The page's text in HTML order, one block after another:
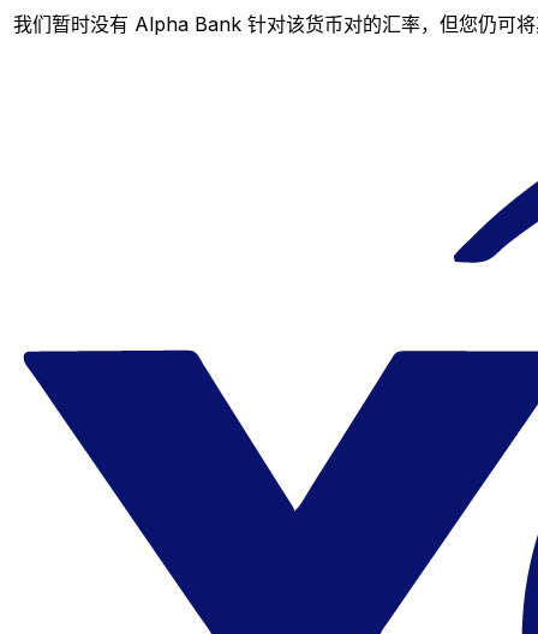
我们暂时没有 Alpha Bank 针对该货币对的汇率，但您仍可